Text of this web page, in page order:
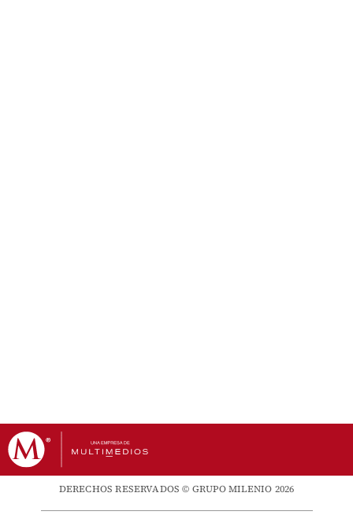
DERECHOS RESERVADOS © GRUPO MILENIO 2026